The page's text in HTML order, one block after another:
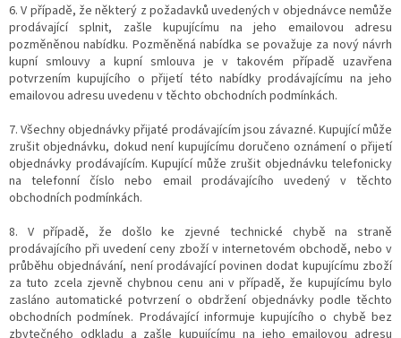
6. V případě, že některý z požadavků uvedených v objednávce nemůže
prodávající splnit, zašle kupujícímu na jeho emailovou adresu
pozměněnou nabídku. Pozměněná nabídka se považuje za nový návrh
kupní smlouvy a kupní smlouva je v takovém případě uzavřena
potvrzením kupujícího o přijetí této nabídky prodávajícímu na jeho
emailovou adresu uvedenu v těchto obchodních podmínkách.
7. Všechny objednávky přijaté prodávajícím jsou závazné. Kupující může
zrušit objednávku, dokud není kupujícímu doručeno oznámení o přijetí
objednávky prodávajícím. Kupující může zrušit objednávku telefonicky
na telefonní číslo nebo email prodávajícího uvedený v těchto
obchodních podmínkách.
8. V případě, že došlo ke zjevné technické chybě na straně
prodávajícího při uvedení ceny zboží v internetovém obchodě, nebo v
průběhu objednávání, není prodávající povinen dodat kupujícímu zboží
za tuto zcela zjevně chybnou cenu ani v případě, že kupujícímu bylo
zasláno automatické potvrzení o obdržení objednávky podle těchto
obchodních podmínek. Prodávající informuje kupujícího o chybě bez
zbytečného odkladu a zašle kupujícímu na jeho emailovou adresu